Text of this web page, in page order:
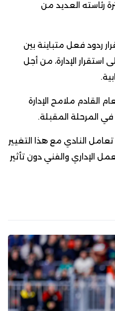
رئاسته العديد من
ردود فعل متباينة بين
استقرار الإدارة، من أجل
القادم ملامح الإدارة
في المرحلة المقبلة.
تعامل النادي مع هذا التغيير
الإداري والفني دون تأثير